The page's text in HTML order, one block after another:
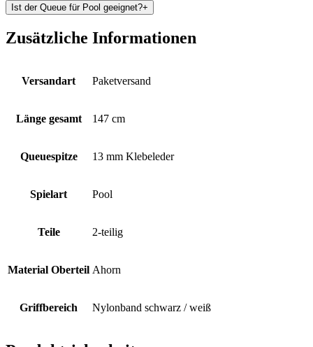
Ist der Queue für Pool geeignet?+
Zusätzliche Informationen
Versandart Paketversand
Länge gesamt 147 cm
Queuespitze 13 mm Klebeleder
Spielart Pool
Teile 2-teilig
Material Oberteil Ahorn
Griffbereich Nylonband schwarz / weiß